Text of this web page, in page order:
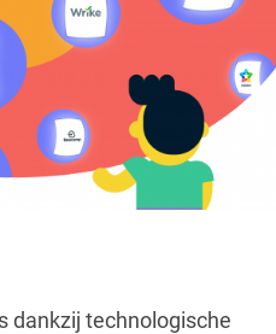
dankzij technologische